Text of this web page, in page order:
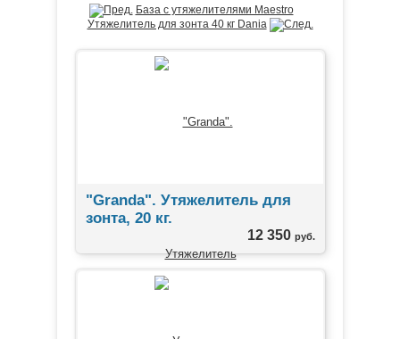
База с утяжелителями Maestro
Утяжелитель для зонта 40 кг Dania
"Granda". Утяжелитель для
зонта, 20 кг.
12 350 руб.